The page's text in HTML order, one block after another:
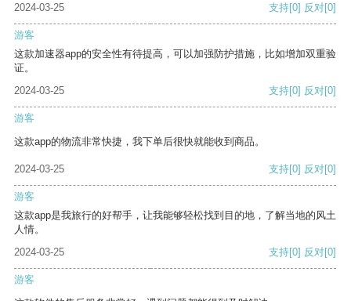
2024-03-25 支持[0] 反对[0]
游客
这款加速器app的安全性有待提高，可以加强防护措施，比如增加双重验
证。
2024-03-25
支持[0] 反对[0]
游客
这款app的物流非常快捷，我下单后很快就能收到商品。
2024-03-25 支持[0] 反对[0]
游客
这款app是我旅行的好帮手，让我能够轻松找到目的地，了解当地的风土
人情。
2024-03-25
支持[0] 反对[0]
游客